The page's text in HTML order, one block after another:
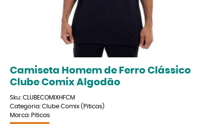
Camiseta Homem de Ferro Clássico
Clube Comix Algodão
Sku: CLUBECOMIXHFCM
Categoria: Clube Comix (Piticas)
Marca: Piticas